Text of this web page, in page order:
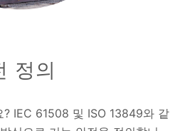
정의
? IEC 61508 및 ISO 13849와 같